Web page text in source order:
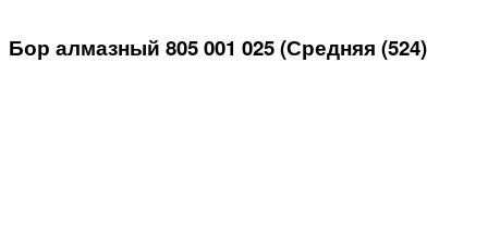
Бор алмазный 805 001 025 (Средняя (524)